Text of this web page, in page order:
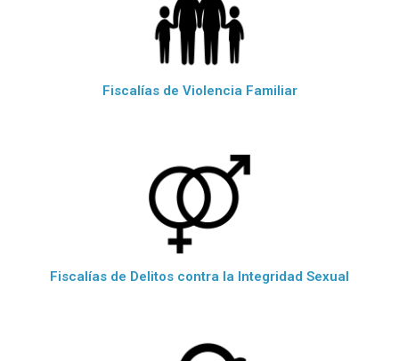
Fiscalías de Violencia Familiar
Fiscalías de Delitos contra la Integridad Sexual